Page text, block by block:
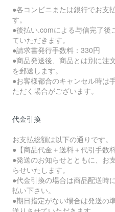
●各コンビニまたは銀行でお支
す。
●後払い.comによる与信完了後
ていただきます。
●請求書発行手数料：330円
●商品発送後、商品とは別に注
を郵送します。
●お客様都合のキャンセル時は
ただく場合がございます。
代金引換
お支払総額は以下の通りです。
●【商品代金＋送料＋代引手数
●発送のお知らせとともに、お
らせいたします。
●代金引換の場合は商品配送時
払い下さい。
●期日指定がない場合は発送の